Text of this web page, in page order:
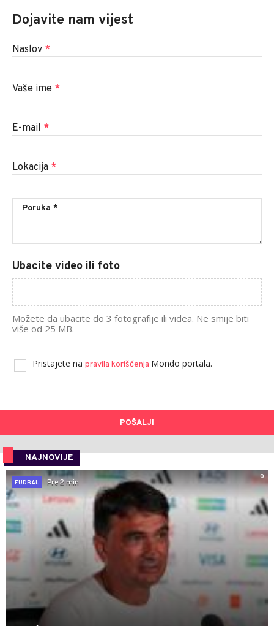
Dojavite nam vijest
Naslov *
Vaše ime *
E-mail *
Lokacija *
Ubacite video ili foto
Možete da ubacite do 3 fotografije ili videa. Ne smije biti
više od 25 MB.
Pristajete na pravila korišćenja Mondo portala.
POŠALJI
NAJNOVIJE
0
FUDBAL
Pre 2 min